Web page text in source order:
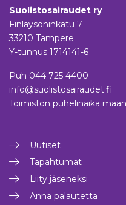
Suolistosairaudet ry
Finlaysoninkatu 7
33210 Tampere
Y-tunnus 1714141-6
Puh 044 725 4400
info@suolistosairaudet.fi
Toimiston puhelinaika
Uutiset
Tapahtumat
Liity jäseneksi
Anna palautetta